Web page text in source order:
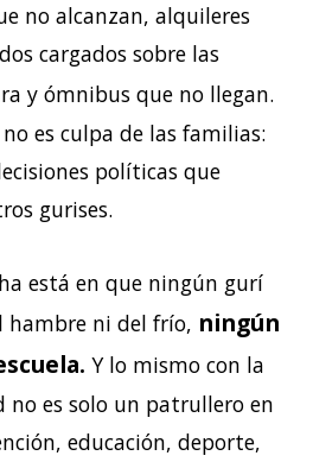
no alcanzan, alquileres
cargados sobre las
y ómnibus que no llegan.
es culpa de las familias:
políticas que
gurises.
está en que ningún gurí
hambre ni del frío, ningún
Y lo mismo con la
no es solo un patrullero en
educación, deporte,